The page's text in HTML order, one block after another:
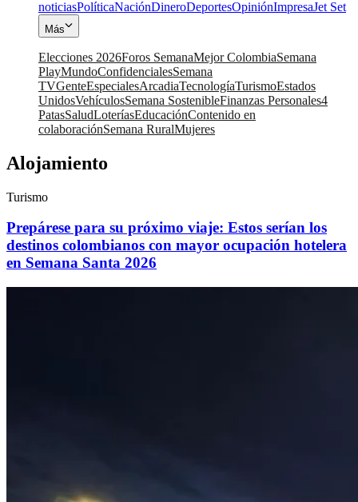
noticiasPolíticaNaciónDineroDeportesOpiniónImpresaJet Set
Más
Elecciones 2026Foros SemanaMejor ColombiaSemana
PlayMundoConfidencialesSemana
TVGenteEspecialesArcadiaTecnologíaTurismoEstados
UnidosVehículosSemana SostenibleFinanzas Personales4
PatasSaludLoteríasEducaciónContenido en
colaboraciónSemana RuralMujeres
Alojamiento
Turismo
Prepárese para su próximo viaje: Estos serían los
destinos colombianos con mayor ocupación hotelera
en Semana Santa 2026